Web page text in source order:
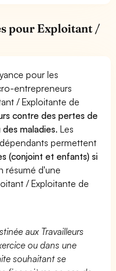
pour Exploitant /
pour les
entrepreneurs
/ Exploitante de
contre des pertes de
maladies. Les
permettent
(conjoint et enfants) si
résumé d'une
/ Exploitante de
aux Travailleurs
ou dans une
souhaitant se